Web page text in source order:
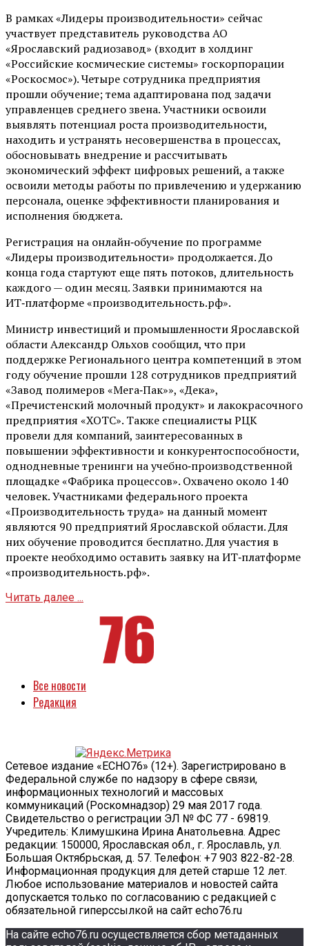
В рамках «Лидеры производительности» сейчас
участвует представитель руководства АО
«Ярославский радиозавод» (входит в холдинг
«Российские космические системы» госкорпорации
«Роскосмос»). Четыре сотрудника предприятия
прошли обучение; тема адаптирована под задачи
управленцев среднего звена. Участники освоили
выявлять потенциал роста производительности,
находить и устранять несовершенства в процессах,
обосновывать внедрение и рассчитывать
экономический эффект цифровых решений, а также
освоили методы работы по привлечению и удержанию
персонала, оценке эффективности планирования и
исполнения бюджета.
Регистрация на онлайн‑обучение по программе
«Лидеры производительности» продолжается. До
конца года стартуют еще пять потоков, длительность
каждого — один месяц. Заявки принимаются на
ИТ‑платформе «производительность.рф».
Министр инвестиций и промышленности Ярославской
области Александр Ольхов сообщил, что при
поддержке Регионального центра компетенций в этом
году обучение прошли 128 сотрудников предприятий
«Завод полимеров «Мега‑Пак»», «Дека»,
«Пречистенский молочный продукт» и лакокрасочного
предприятия «ХОТС». Также специалисты РЦК
провели для компаний, заинтересованных в
повышении эффективности и конкурентоспособности,
однодневные тренинги на учебно‑производственной
площадке «Фабрика процессов». Охвачено около 140
человек. Участниками федерального проекта
«Производительность труда» на данный момент
являются 90 предприятий Ярославской области. Для
них обучение проводится бесплатно. Для участия в
проекте необходимо оставить заявку на ИТ‑платформе
«производительность.рф».
Читать далее ...
Все новости
Редакция
Сетевое издание «ECHO76» (12+). Зарегистрировано в
Федеральной службе по надзору в сфере связи,
информационных технологий и массовых
коммуникаций (Роскомнадзор) 29 мая 2017 года.
Свидетельство о регистрации ЭЛ № ФС 77 - 69819.
Учредитель: Климушкина Ирина Анатольевна. Адрес
редакции: 150000, Ярославская обл., г. Ярославль, ул.
Большая Октябрьская, д. 57. Телефон: +7 903 822-82-28.
Информационная продукция для детей старше 12 лет.
Любое использование материалов и новостей сайта
допускается только по согласованию с редакцией с
обязательной гиперссылкой на сайт echo76.ru
На сайте echo76.ru осуществляется сбор метаданных